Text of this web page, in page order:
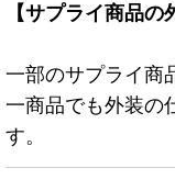
【サプライ商品の
一部のサプライ商
一商品でも外装の
す。